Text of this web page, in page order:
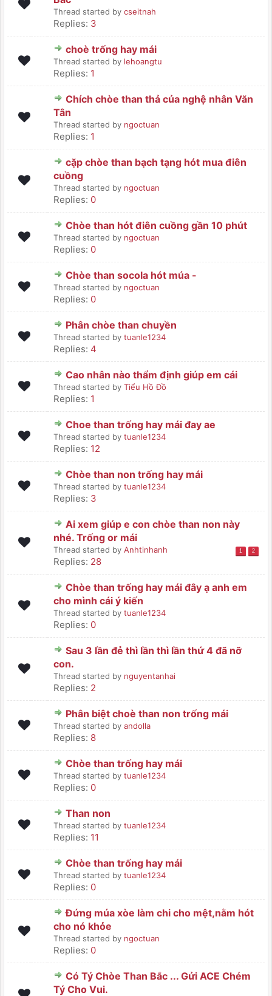
Thread started by cseitnah
Replies: 3
choè trống hay mái
Thread started by lehoangtu
Replies: 1
Chích chòe than thả của nghệ nhân Văn
Tân
Thread started by ngoctuan
Replies: 1
cặp chòe than bạch tạng hót mua điên
cuồng
Thread started by ngoctuan
Replies: 0
Chòe than hót điên cuồng gần 10 phút
Thread started by ngoctuan
Replies: 0
Chòe than socola hót múa -
Thread started by ngoctuan
Replies: 0
Phân chòe than chuyền
Thread started by tuanle1234
Replies: 4
Cao nhân nào thẩm định giúp em cái
Thread started by Tiểu Hồ Đồ
Replies: 1
Choe than trống hay mái đay ae
Thread started by tuanle1234
Replies: 12
Chòe than non trống hay mái
Thread started by tuanle1234
Replies: 3
Ai xem giúp e con chòe than non này
nhé. Trống or mái
Thread started by Anhtinhanh 1 2
Replies: 28
Chòe than trống hay mái đây ạ anh em
cho mình cái ý kiến
Thread started by tuanle1234
Replies: 0
Sau 3 lần đẻ thì lần thì lần thứ 4 đã nỡ
con.
Thread started by nguyentanhai
Replies: 2
Phân biệt choè than non trống mái
Thread started by andolla
Replies: 8
Chòe than trống hay mái
Thread started by tuanle1234
Replies: 0
Than non
Thread started by tuanle1234
Replies: 11
Chòe than trống hay mái
Thread started by tuanle1234
Replies: 0
Đứng múa xòe làm chi cho mệt,nằm hót
cho nó khỏe
Thread started by ngoctuan
Replies: 0
Có Tý Chòe Than Bắc ... Gửi ACE Chém
Tý Cho Vui.